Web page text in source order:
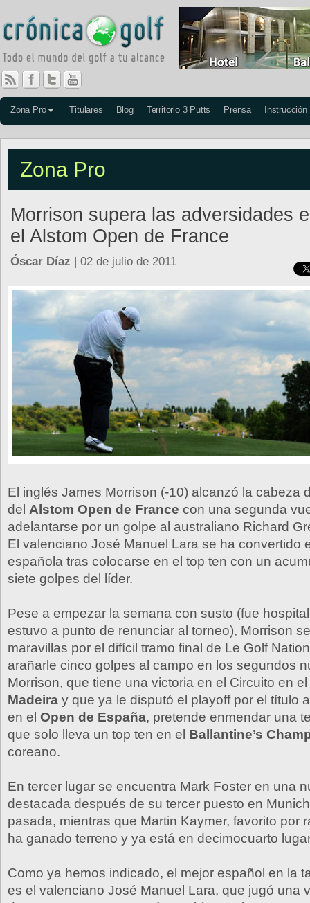
Zona Pro Titulares Blog Territorio 3 Putts Prensa Instrucción
Zona Pro
Morrison supera las adversidades
el Alstom Open de France
Óscar Díaz | 02 de julio de 2011
El inglés James Morrison (-10) alcanzó la cabeza
del Alstom Open de France con una segunda
adelantarse por un golpe al australiano Richard
El valenciano José Manuel Lara se ha convertido
española tras colocarse en el top ten con un
siete golpes del líder.
Pese a empezar la semana con susto (fue
estuvo a punto de renunciar al torneo), Morrison
maravillas por el difícil tramo final de Le Golf
arañarle cinco golpes al campo en los segundos
Morrison, que tiene una victoria en el Circuito en el
Madeira y que ya le disputó el playoff por el título
en el Open de España, pretende enmendar una
que solo lleva un top ten en el Ballantine’s
coreano.
En tercer lugar se encuentra Mark Foster en una
destacada después de su tercer puesto en
pasada, mientras que Martin Kaymer, favorito por
ha ganado terreno y ya está en decimocuarto
Como ya hemos indicado, el mejor español en la
es el valenciano José Manuel Lara, que jugó una